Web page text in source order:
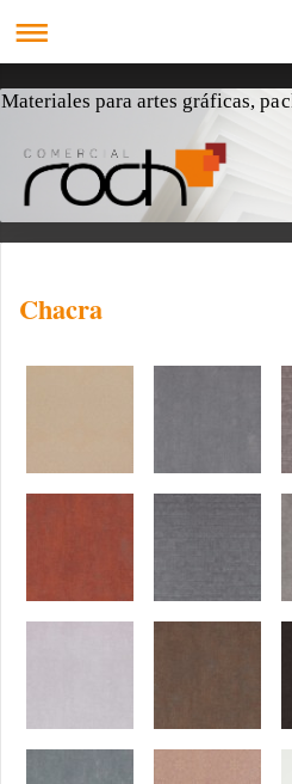
Materiales para artes gráficas,
Chacra